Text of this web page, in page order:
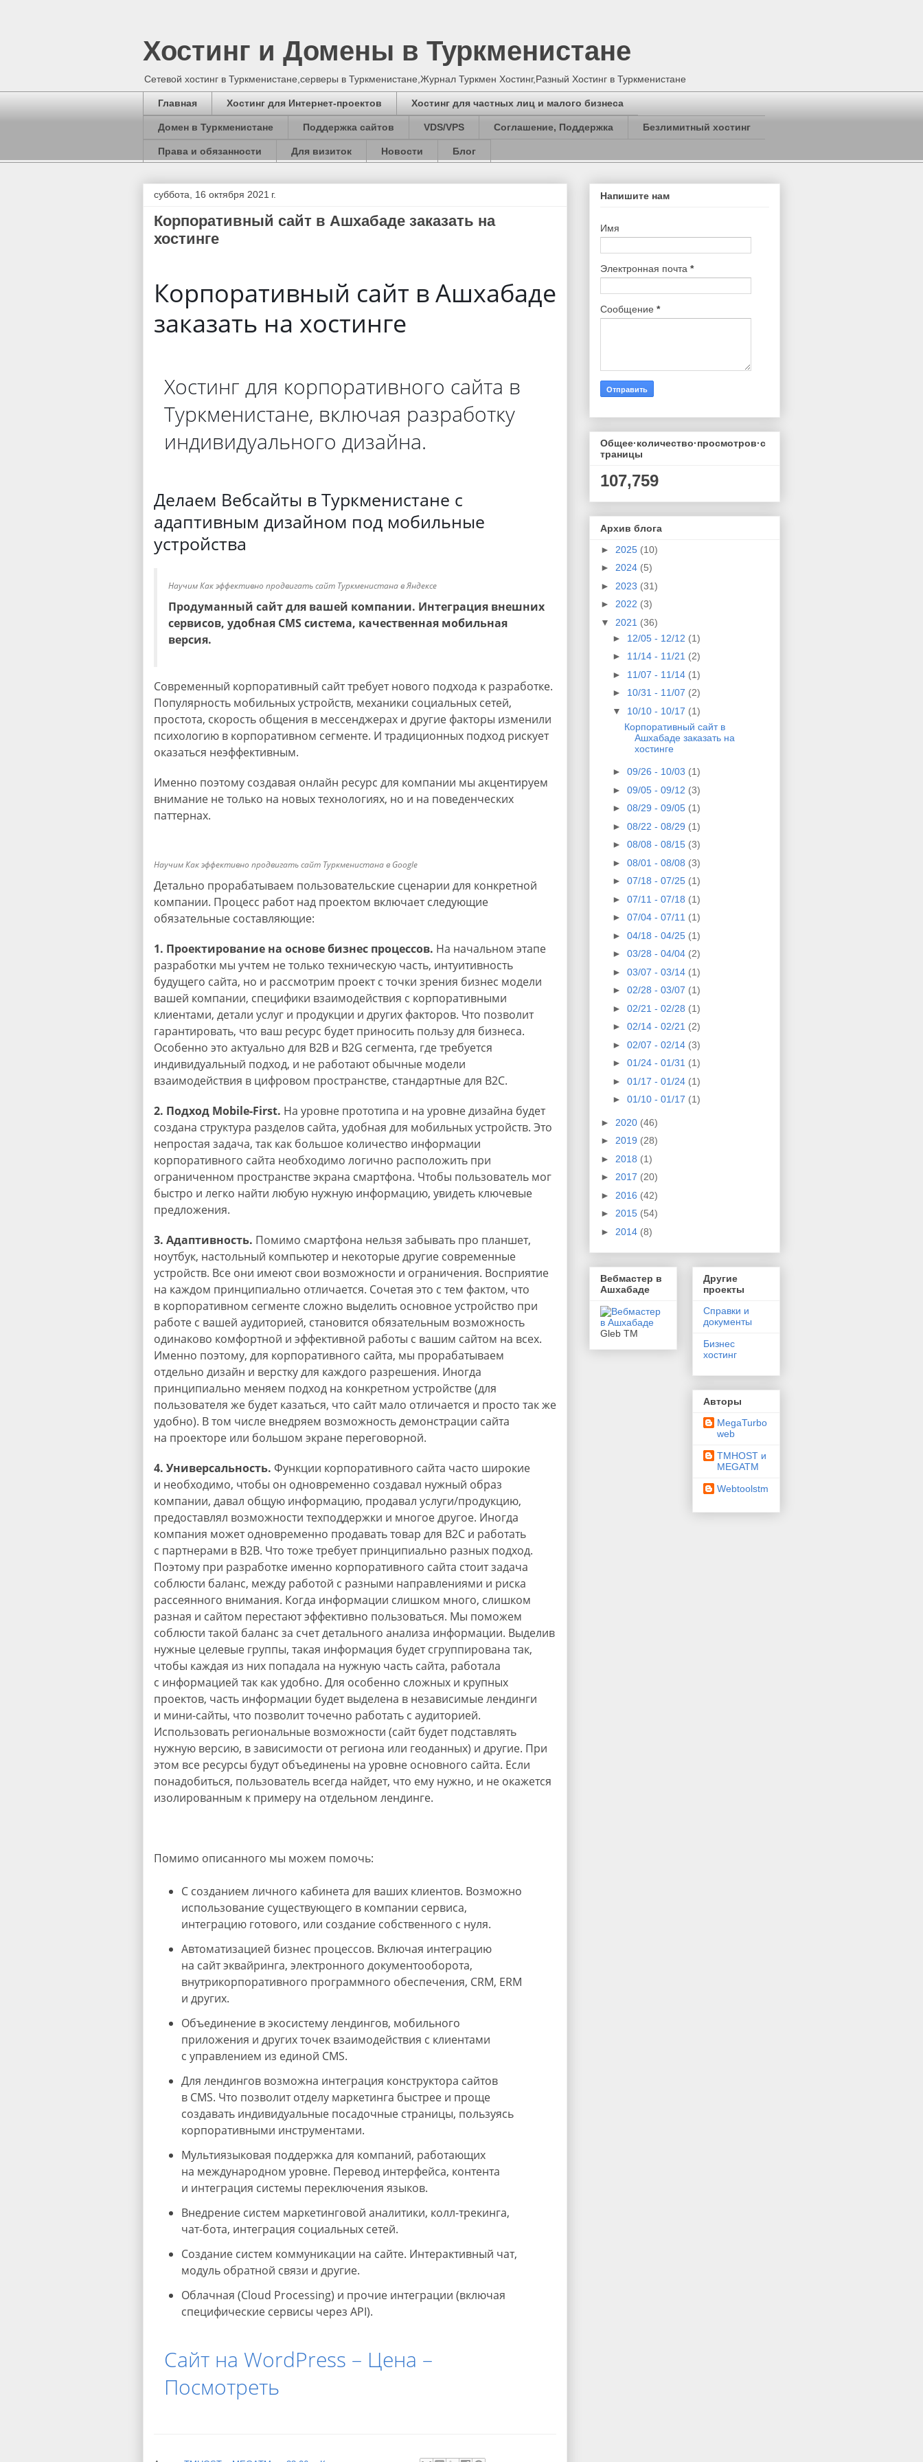
Хостинг и Домены в Туркменистане
Сетевой хостинг в Туркменистане,серверы в Туркменистане,Журнал Туркмен Хостинг,Разный Хостинг в Туркменистане
Главная Хостинг для Интернет-проектов Хостинг для частных лиц и малого бизнеса
Домен в Туркменистане Поддержка сайтов VDS/VPS Соглашение, Поддержка Безлимитный хостинг
Права и обязанности Для визиток Новости Блог
суббота, 16 октября 2021 г.
Корпоративный сайт в Ашхабаде заказать на
хостинге
Корпоративный сайт в Ашхабаде
заказать на хостинге
Хостинг для корпоративного сайта в
Туркменистане, включая разработку
индивидуального дизайна.
Делаем Вебсайты в Туркменистане с
адаптивным дизайном под мобильные
устройства
Научим Как эффективно продвигать сайт Туркменистана в Яндексе
Продуманный сайт для вашей компании. Интеграция внешних
сервисов, удобная CMS система, качественная мобильная
версия.
Современный корпоративный сайт требует нового подхода к разработке.
Популярность мобильных устройств, механики социальных сетей,
простота, скорость общения в мессенджерах и другие факторы изменили
психологию в корпоративном сегменте. И традиционных подход рискует
оказаться неэффективным.
Именно поэтому создавая онлайн ресурс для компании мы акцентируем
внимание не только на новых технологиях, но и на поведенческих
паттернах.
Научим Как эффективно продвигать сайт Туркменистана в Google
Детально прорабатываем пользовательские сценарии для конкретной
компании. Процесс работ над проектом включает следующие
обязательные составляющие:
1. Проектирование на основе бизнес процессов. На начальном этапе
разработки мы учтем не только техническую часть, интуитивность
будущего сайта, но и рассмотрим проект с точки зрения бизнес модели
вашей компании, специфики взаимодействия с корпоративными
клиентами, детали услуг и продукции и других факторов. Что позволит
гарантировать, что ваш ресурс будет приносить пользу для бизнеса.
Особенно это актуально для B2B и B2G сегмента, где требуется
индивидуальный подход, и не работают обычные модели
взаимодействия в цифровом пространстве, стандартные для B2C.
2. Подход Mobile-First. На уровне прототипа и на уровне дизайна будет
создана структура разделов сайта, удобная для мобильных устройств. Это
непростая задача, так как большое количество информации
корпоративного сайта необходимо логично расположить при
ограниченном пространстве экрана смартфона. Чтобы пользователь мог
быстро и легко найти любую нужную информацию, увидеть ключевые
предложения.
3. Адаптивность. Помимо смартфона нельзя забывать про планшет,
ноутбук, настольный компьютер и некоторые другие современные
устройств. Все они имеют свои возможности и ограничения. Восприятие
на каждом принципиально отличается. Сочетая это с тем фактом, что
в корпоративном сегменте сложно выделить основное устройство при
работе с вашей аудиторией, становится обязательным возможность
одинаково комфортной и эффективной работы с вашим сайтом на всех.
Именно поэтому, для корпоративного сайта, мы прорабатываем
отдельно дизайн и верстку для каждого разрешения. Иногда
принципиально меняем подход на конкретном устройстве (для
пользователя же будет казаться, что сайт мало отличается и просто так же
удобно). В том числе внедряем возможность демонстрации сайта
на проекторе или большом экране переговорной.
4. Универсальность. Функции корпоративного сайта часто широкие
и необходимо, чтобы он одновременно создавал нужный образ
компании, давал общую информацию, продавал услуги/продукцию,
предоставлял возможности техподдержки и многое другое. Иногда
компания может одновременно продавать товар для B2C и работать
с партнерами в B2B. Что тоже требует принципиально разных подход.
Поэтому при разработке именно корпоративного сайта стоит задача
соблюсти баланс, между работой с разными направлениями и риска
рассеянного внимания. Когда информации слишком много, слишком
разная и сайтом перестают эффективно пользоваться. Мы поможем
соблюсти такой баланс за счет детального анализа информации. Выделив
нужные целевые группы, такая информация будет сгруппирована так,
чтобы каждая из них попадала на нужную часть сайта, работала
с информацией так как удобно. Для особенно сложных и крупных
проектов, часть информации будет выделена в независимые лендинги
и мини-сайты, что позволит точечно работать с аудиторией.
Использовать региональные возможности (сайт будет подставлять
нужную версию, в зависимости от региона или геоданных) и другие. При
этом все ресурсы будут объединены на уровне основного сайта. Если
понадобиться, пользователь всегда найдет, что ему нужно, и не окажется
изолированным к примеру на отдельном лендинге.
Помимо описанного мы можем помочь:
С созданием личного кабинета для ваших клиентов. Возможно
использование существующего в компании сервиса,
интеграцию готового, или создание собственного с нуля.
Автоматизацией бизнес процессов. Включая интеграцию
на сайт эквайринга, электронного документооборота,
внутрикорпоративного программного обеспечения, CRM, ERM
и других.
Объединение в экосистему лендингов, мобильного
приложения и других точек взаимодействия с клиентами
с управлением из единой CMS.
Для лендингов возможна интеграция конструктора сайтов
в CMS. Что позволит отделу маркетинга быстрее и проще
создавать индивидуальные посадочные страницы, пользуясь
корпоративными инструментами.
Мультиязыковая поддержка для компаний, работающих
на международном уровне. Перевод интерфейса, контента
и интеграция системы переключения языков.
Внедрение систем маркетинговой аналитики, колл-трекинга,
чат-бота, интеграция социальных сетей.
Создание систем коммуникации на сайте. Интерактивный чат,
модуль обратной связи и другие.
Облачная (Cloud Processing) и прочие интеграции (включая
специфические сервисы через API).
Сайт на WordPress – Цена –
Посмотреть
Напишите нам
Имя
Электронная почта *
Сообщение *
Общее·количество·просмотров·с
траницы
107,759
Архив блога
► 2025 (10)
► 2024 (5)
► 2023 (31)
► 2022 (3)
▼ 2021 (36)
► 12/05 - 12/12 (1)
► 11/14 - 11/21 (2)
► 11/07 - 11/14 (1)
► 10/31 - 11/07 (2)
▼ 10/10 - 10/17 (1)
Корпоративный сайт в
Ашхабаде заказать на
хостинге
► 09/26 - 10/03 (1)
► 09/05 - 09/12 (3)
► 08/29 - 09/05 (1)
► 08/22 - 08/29 (1)
► 08/08 - 08/15 (3)
► 08/01 - 08/08 (3)
► 07/18 - 07/25 (1)
► 07/11 - 07/18 (1)
► 07/04 - 07/11 (1)
► 04/18 - 04/25 (1)
► 03/28 - 04/04 (2)
► 03/07 - 03/14 (1)
► 02/28 - 03/07 (1)
► 02/21 - 02/28 (1)
► 02/14 - 02/21 (2)
► 02/07 - 02/14 (3)
► 01/24 - 01/31 (1)
► 01/17 - 01/24 (1)
► 01/10 - 01/17 (1)
► 2020 (46)
► 2019 (28)
► 2018 (1)
► 2017 (20)
► 2016 (42)
► 2015 (54)
► 2014 (8)
Вебмастер в
Ашхабаде
Gleb TM
Другие
проекты
Справки и
документы
Бизнес
хостинг
Авторы
MegaTurbo
web
TMHOST и
MEGATM
Webtoolstm